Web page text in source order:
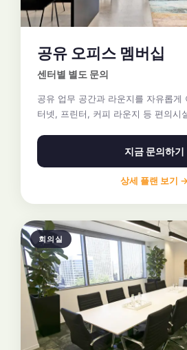
공유 오피스 멤버십
센터별 별도 문의
공유 업무 공간과 라운지를 자유롭게
터넷, 프린터, 커피 라운지 등 편의시
지금 문의하기
상세 플랜 보기 →
회의실